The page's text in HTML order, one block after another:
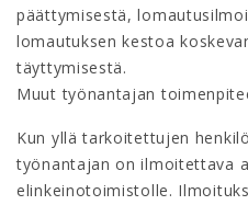
päättymisestä,
lomautuksen kestoa
täyttymisestä.
Muut työnantajan
Kun yllä tarkoitettujen
työnantajan on ilmoitettava
elinkeinotoimistolle.